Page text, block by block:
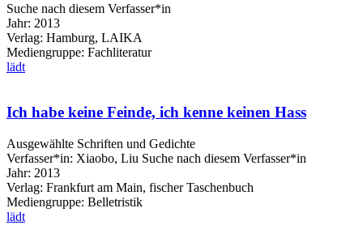
Suche nach diesem Verfasser*in
Jahr: 2013
Verlag: Hamburg, LAIKA
Mediengruppe: Fachliteratur
lädt
Ich habe keine Feinde, ich kenne keinen Hass
Ausgewählte Schriften und Gedichte
Verfasser*in: Xiaobo, Liu Suche nach diesem Verfasser*in
Jahr: 2013
Verlag: Frankfurt am Main, fischer Taschenbuch
Mediengruppe: Belletristik
lädt